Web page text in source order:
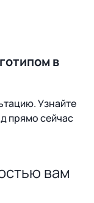
в
Узнайте
прямо сейчас
вам